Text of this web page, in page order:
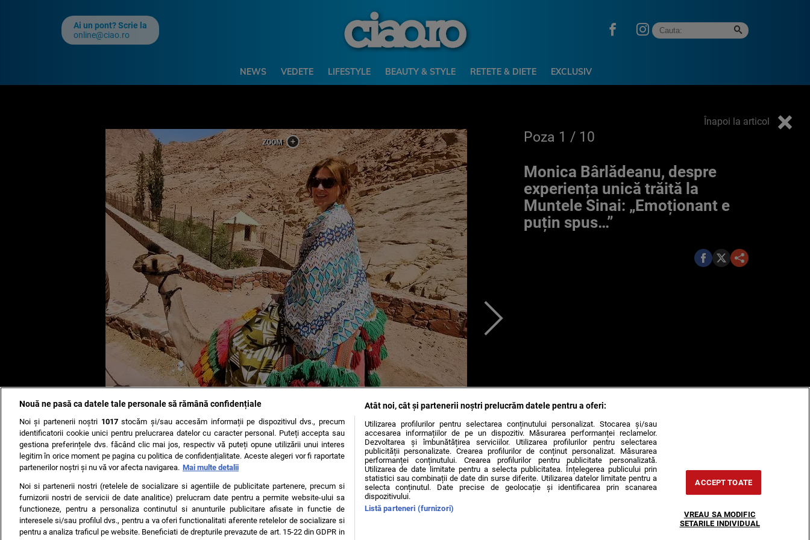
Ai un pont? Scrie la
online@ciao.ro
NEWS VEDETE LIFESTYLE BEAUTY & STYLE RETETE & DIETE EXCLUSIV
Înapoi la articol
Monica Bîrlădeanu, despre experiența unică trăită la Muntele Sinai: „Emoționant e putin spus...”
Poza 1 / 10
Monica Bârlădeanu, despre
experiența unică trăită la
Muntele Sinai: „Emoționant e
puțin spus…”
Nouă ne pasă ca datele tale personale să rămână confidențiale
Noi și partenerii noștri 1017stocăm și/sau accesăm informații pe dispozitivul dvs., precum
identificatorii cookie unici pentru prelucrarea datelor cu caracter personal. Puteți accepta sau
gestiona preferințele dvs. făcând clic mai jos, respectiv vă puteți opune utilizării unui interes
legitim în orice moment pe pagina cu politica de confidențialitate. Aceste alegeri vor fi raportate
partenerilor noștri și nu vă vor afecta navigarea. Mai multe detalii
Noi si partenerii nostri (retelele de socializare si agentiile de publicitate partenere, precum si
furnizorii nostri de servicii de date analitice) prelucram date pentru a permite website-ului sa
functioneze, pentru a personaliza continutul si anunturile publicitare afisate in functie de
interesele si/sau profilul dvs., pentru a va oferi functionalitati aferente retelelor de socializare si
pentru a analiza traficul pe website. Beneficiati de drepturile prevazute de art. 15-22 din GDPR in
Atât noi, cât și partenerii noștri prelucrăm datele pentru a oferi:
Utilizarea profilurilor pentru selectarea conținutului personalizat. Stocarea și/sau
accesarea informațiilor de pe un dispozitiv. Măsurarea performanței reclamelor.
Dezvoltarea și îmbunătățirea serviciilor. Utilizarea profilurilor pentru selectarea
publicității personalizate. Crearea profilurilor de conținut personalizat. Măsurarea
performanței conținutului. Crearea profilurilor pentru publicitate personalizată.
Utilizarea de date limitate pentru a selecta publicitatea. Înțelegerea publicului prin
statistici sau combinații de date din surse diferite. Utilizarea datelor limitate pentru a
selecta conținutul. Date precise de geolocație și identificarea prin scanarea
dispozitivului.
Listă parteneri (furnizori)
ACCEPT TOATE
VREAU SA MODIFIC
SETARILE INDIVIDUAL